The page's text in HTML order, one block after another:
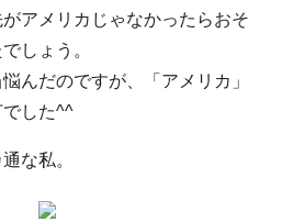
アメリカじゃなかったらおそ
しょう。
んだのですが、「アメリカ」
でした^^
な私。